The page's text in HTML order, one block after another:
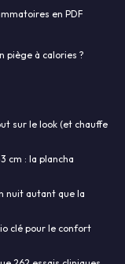
en PDF
piège à calories ?
sur le look (et chauffe
cm : la plancha
nuit autant que la
clé pour le confort